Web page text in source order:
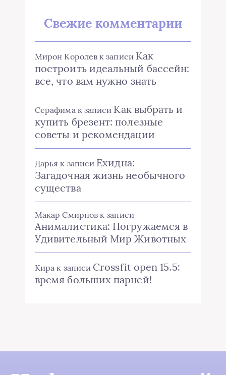
Свежие комментарии
Мирон Королев к записи Как
построить идеальный бассейн:
все, что вам нужно знать
Серафимак записи Как выбрать и
купить брезент: полезные
советы и рекомендации
Дарья к записи Ехидна:
Загадочная жизнь необычного
существа
Макар Смирнов к записи
Анималистика: Погружаемся в
Удивительный Мир Животных
Кира к записи Crossfit open 15.5:
время больших парней!